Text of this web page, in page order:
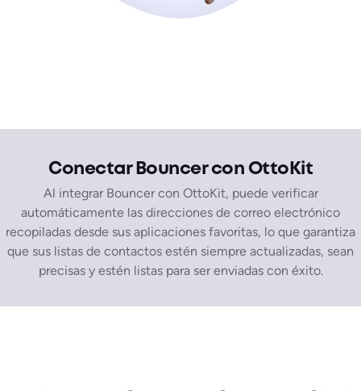
Conectar Bouncer con OttoKit
Al integrar Bouncer con OttoKit, puede verificar
automáticamente las direcciones de correo electrónico
recopiladas desde sus aplicaciones favoritas, lo que garantiza
que sus listas de contactos estén siempre actualizadas, sean
precisas y estén listas para ser enviadas con éxito.